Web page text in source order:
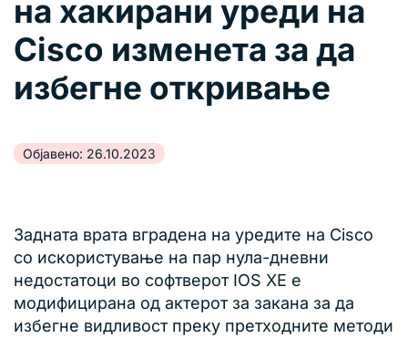
на хакирани уреди на
Cisco изменета за да
избегне откривање
Објавено: 26.10.2023
Задната врата вградена на уредите на Cisco
со искористување на пар нула-дневни
недостатоци во софтверот IOS XE е
модифицирана од актерот за закана за да
избегне видливост преку претходните методи